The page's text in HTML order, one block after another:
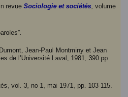
in revue Sociologie et sociétés, volume
Jean-Paul Montminy et Jean
de l’Université Laval, 1981, 390 pp.
vol. 3, no 1, mai 1971, pp. 103-115.